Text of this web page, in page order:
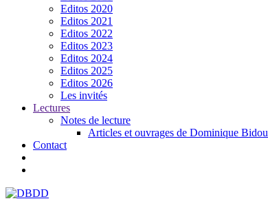
Editos 2020
Editos 2021
Editos 2022
Editos 2023
Editos 2024
Editos 2025
Editos 2026
Les invités
Lectures
Notes de lecture
Articles et ouvrages de Dominique Bidou
Contact